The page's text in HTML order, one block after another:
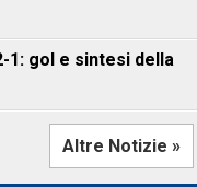
1: gol e sintesi della
Altre Notizie »